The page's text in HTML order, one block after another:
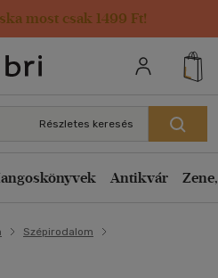
most csak 1499 Ft!
adatai
Részletes keresés
Antikvár
Szépirodalom